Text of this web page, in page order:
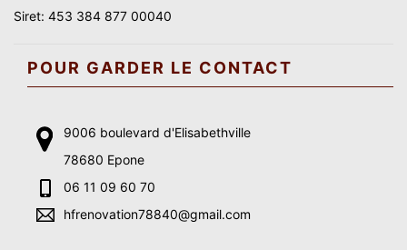
Siret: 453 384 877 00040
POUR GARDER LE CONTACT
9006 boulevard d'Elisabethville
78680 Epone
06 11 09 60 70
hfrenovation78840@gmail.com